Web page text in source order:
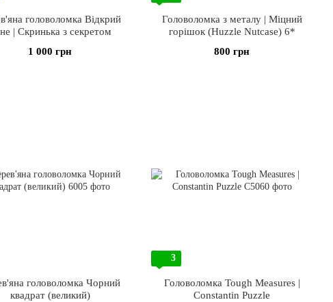
головоломка Відкрий
| Скринька з секретом
1 000 грн
Головоломка з металу | Міцний
горішок (Huzzle Nutcase) 6*
800 грн
головоломка Чорний
квадрат (великий)
3
Головоломка Tough Measures |
Constantin Puzzle